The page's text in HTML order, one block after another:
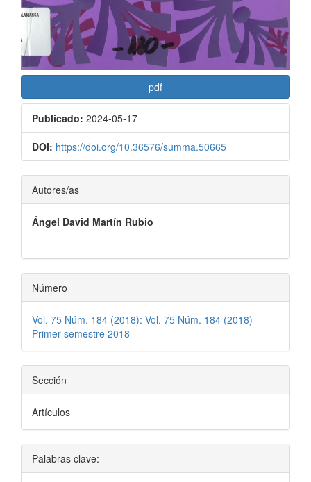
pdf
Publicado: 2024-05-17
DOI: https://doi.org/10.36576/summa.50665
Contenido
principal
del
artículo
Autores/as
Ángel David Martín Rubio
Número
Vol. 75 Núm. 184 (2018): Vol. 75 Núm. 184 (2018)
Primer semestre 2018
Sección
Artículos
Palabras clave: